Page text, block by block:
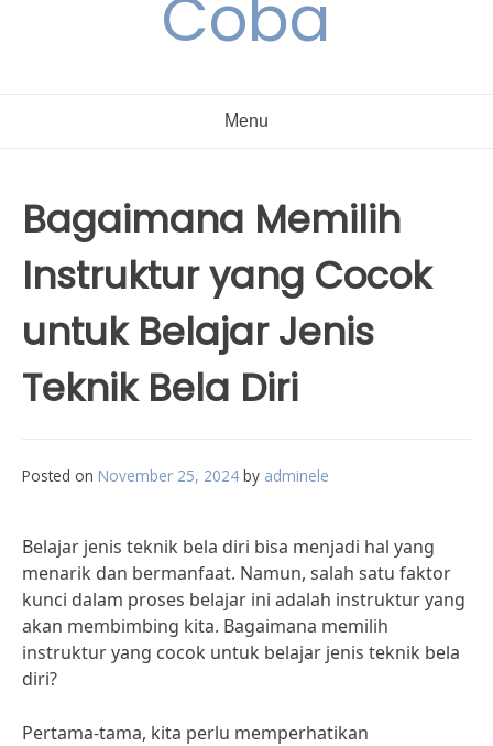
Coba
Menu
Bagaimana Memilih
Instruktur yang Cocok
untuk Belajar Jenis
Teknik Bela Diri
Posted on November 25, 2024 by adminele
Belajar jenis teknik bela diri bisa menjadi hal yang
menarik dan bermanfaat. Namun, salah satu faktor
kunci dalam proses belajar ini adalah instruktur yang
akan membimbing kita. Bagaimana memilih
instruktur yang cocok untuk belajar jenis teknik bela
diri?
Pertama-tama, kita perlu memperhatikan